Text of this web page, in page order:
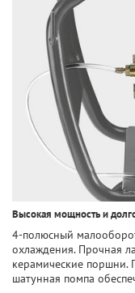
Высокая мощность и
4-полюсный
охлаждения. Прочная
керамические
шатунная помпа